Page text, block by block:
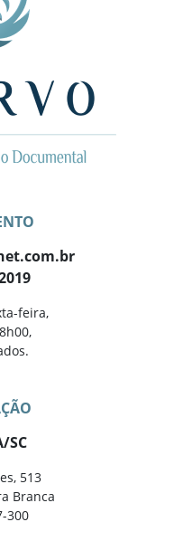
feira,
SC
513
Branca
300